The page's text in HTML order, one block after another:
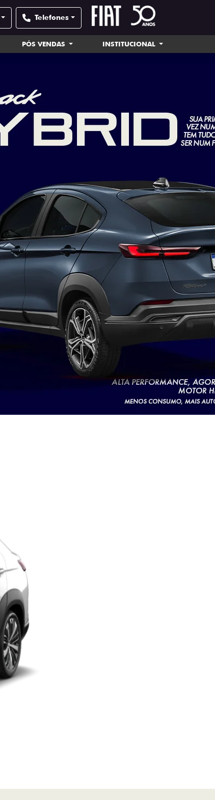
Telefones
PÓS VENDAS INSTITUCIONAL